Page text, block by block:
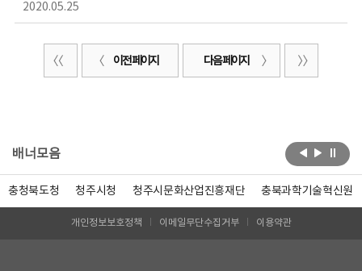
2020.05.25
이전 페이지 다음 페이지
배너모음
충청북도청 청주시청 청주시문화산업진흥재단 충북과학기술혁신원
개인정보보호정책 이메일무단수집거부 이용약관